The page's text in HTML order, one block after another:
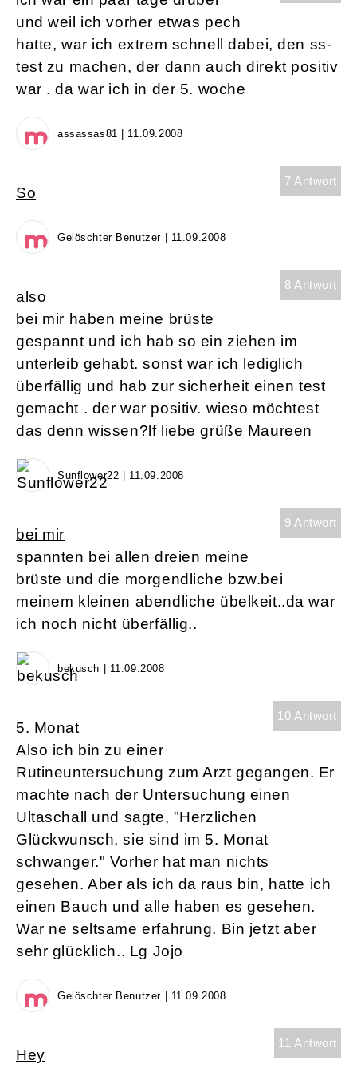
und weil ich vorher etwas pech
hatte, war ich extrem schnell dabei, den ss-
test zu machen, der dann auch direkt positiv
war . da war ich in der 5. woche
assassas81 | 11.09.2008
7 Antwort
So
Gelöschter Benutzer | 11.09.2008
8 Antwort
also
bei mir haben meine brüste
gespannt und ich hab so ein ziehen im
unterleib gehabt. sonst war ich lediglich
überfällig und hab zur sicherheit einen test
gemacht . der war positiv. wieso möchtest
das denn wissen?lf liebe grüße Maureen
Sunflower22 | 11.09.2008
9 Antwort
bei mir
spannten bei allen dreien meine
brüste und die morgendliche bzw.bei
meinem kleinen abendliche übelkeit..da war
ich noch nicht überfällig..
bekusch | 11.09.2008
10 Antwort
5. Monat
Also ich bin zu einer
Rutineuntersuchung zum Arzt gegangen. Er
machte nach der Untersuchung einen
Ultaschall und sagte, "Herzlichen
Glückwunsch, sie sind im 5. Monat
schwanger." Vorher hat man nichts
gesehen. Aber als ich da raus bin, hatte ich
einen Bauch und alle haben es gesehen.
War ne seltsame erfahrung. Bin jetzt aber
sehr glücklich.. Lg Jojo
Gelöschter Benutzer | 11.09.2008
11 Antwort
Hey